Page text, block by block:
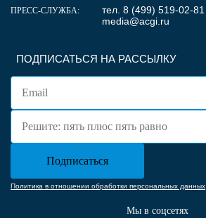
ПОДПИСАТЬСЯ НА РАССЫЛКУ
Политика в отношении обработки персональных данных
Мы в соцсетях
ПРЕСС-СЛУЖБА:
тел. 8 (499) 519-02-81
media@acgi.ru